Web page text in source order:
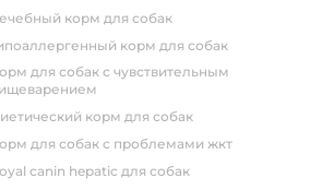
лечебный корм для собак
корм для собак
диетический корм для собак
корм для собак с проблемами жкт
royal canin hepatic для собак